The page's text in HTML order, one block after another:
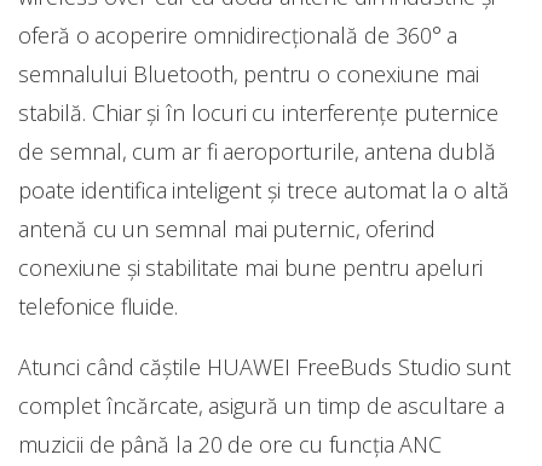
oferă o acoperire omnidirecțională de 360° a
semnalului Bluetooth, pentru o conexiune mai
stabilă. Chiar și în locuri cu interferențe puternice
de semnal, cum ar fi aeroporturile, antena dublă
poate identifica inteligent și trece automat la o altă
antenă cu un semnal mai puternic, oferind
conexiune și stabilitate mai bune pentru apeluri
telefonice fluide.
Atunci când căștile HUAWEI FreeBuds Studio sunt
complet încărcate, asigură un timp de ascultare a
muzicii de până la 20 de ore cu funcția ANC